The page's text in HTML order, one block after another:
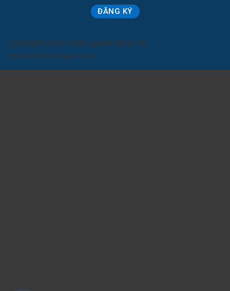
Copyright 2026 © Bản quyền thuộc về
muabannhasaigon.com